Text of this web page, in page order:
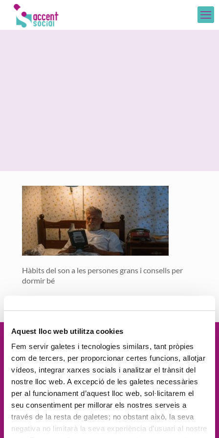
Aquest lloc web utilitza cookies
Fem servir galetes i tecnologies similars, tant pròpies
com de tercers, per proporcionar certes funcions, allotjar
vídeos, integrar xarxes socials i analitzar el trànsit del
nostre lloc web. A excepció de les galetes necessàries
per al funcionament d’aquest lloc web, sol·licitarem el
seu consentiment per millorar els nostres serveis a
través de la resta de galetes; no obstant això, la seva
negativa no limitarà la seva experiència d’usuari al nostre
Hàbits del son a les persones grans i consells per
dormir bé
Vetllem per ladignitatde les
persones, elcompromís social, la
proximitat, l'excel·lènciai la
innovació